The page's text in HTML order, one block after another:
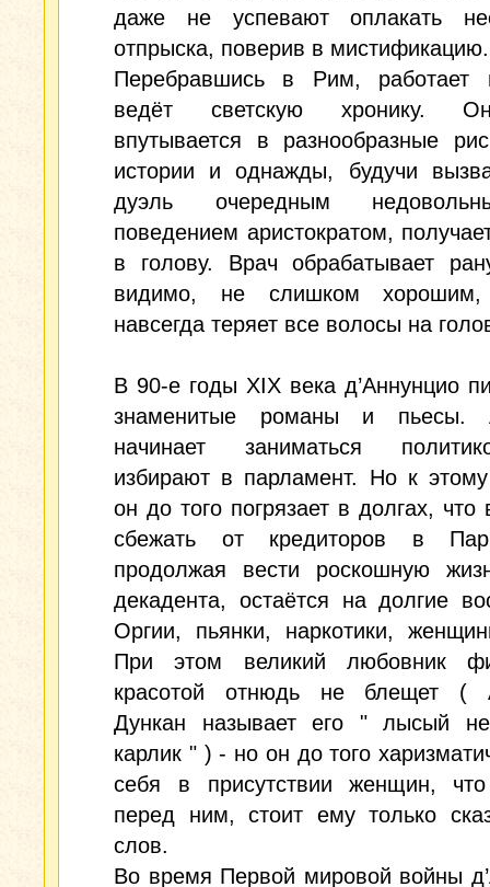
даже не успевают оплакать
отпрыска, поверив в мистификацию.
Перебравшись в Рим, работает
ведёт светскую хронику.
впутывается в разнообразные
истории и однажды, будучи
дуэль очередным
поведением аристократом,
в голову. Врач обрабатывает
видимо, не слишком
навсегда теряет все волосы на
В 90-е годы XIX века д’Аннунцио
знаменитые романы и пьесы.
начинает заниматься
избирают в парламент. Но к
он до того погрязает в долгах, что
сбежать от кредиторов в
продолжая вести роскошную
декадента, остаётся на долгие
Оргии, пьянки, наркотики,
При этом великий любовник
красотой отнюдь не блещет (
Дункан называет его " лысый
карлик " ) - но он до того
себя в присутствии женщин,
перед ним, стоит ему только
слов.
Во время Первой мировой войны